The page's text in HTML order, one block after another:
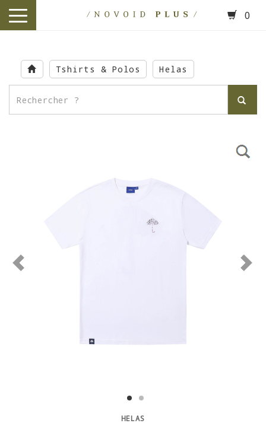
main
content
toggle
0
Tshirts & Polos Helas
HELAS